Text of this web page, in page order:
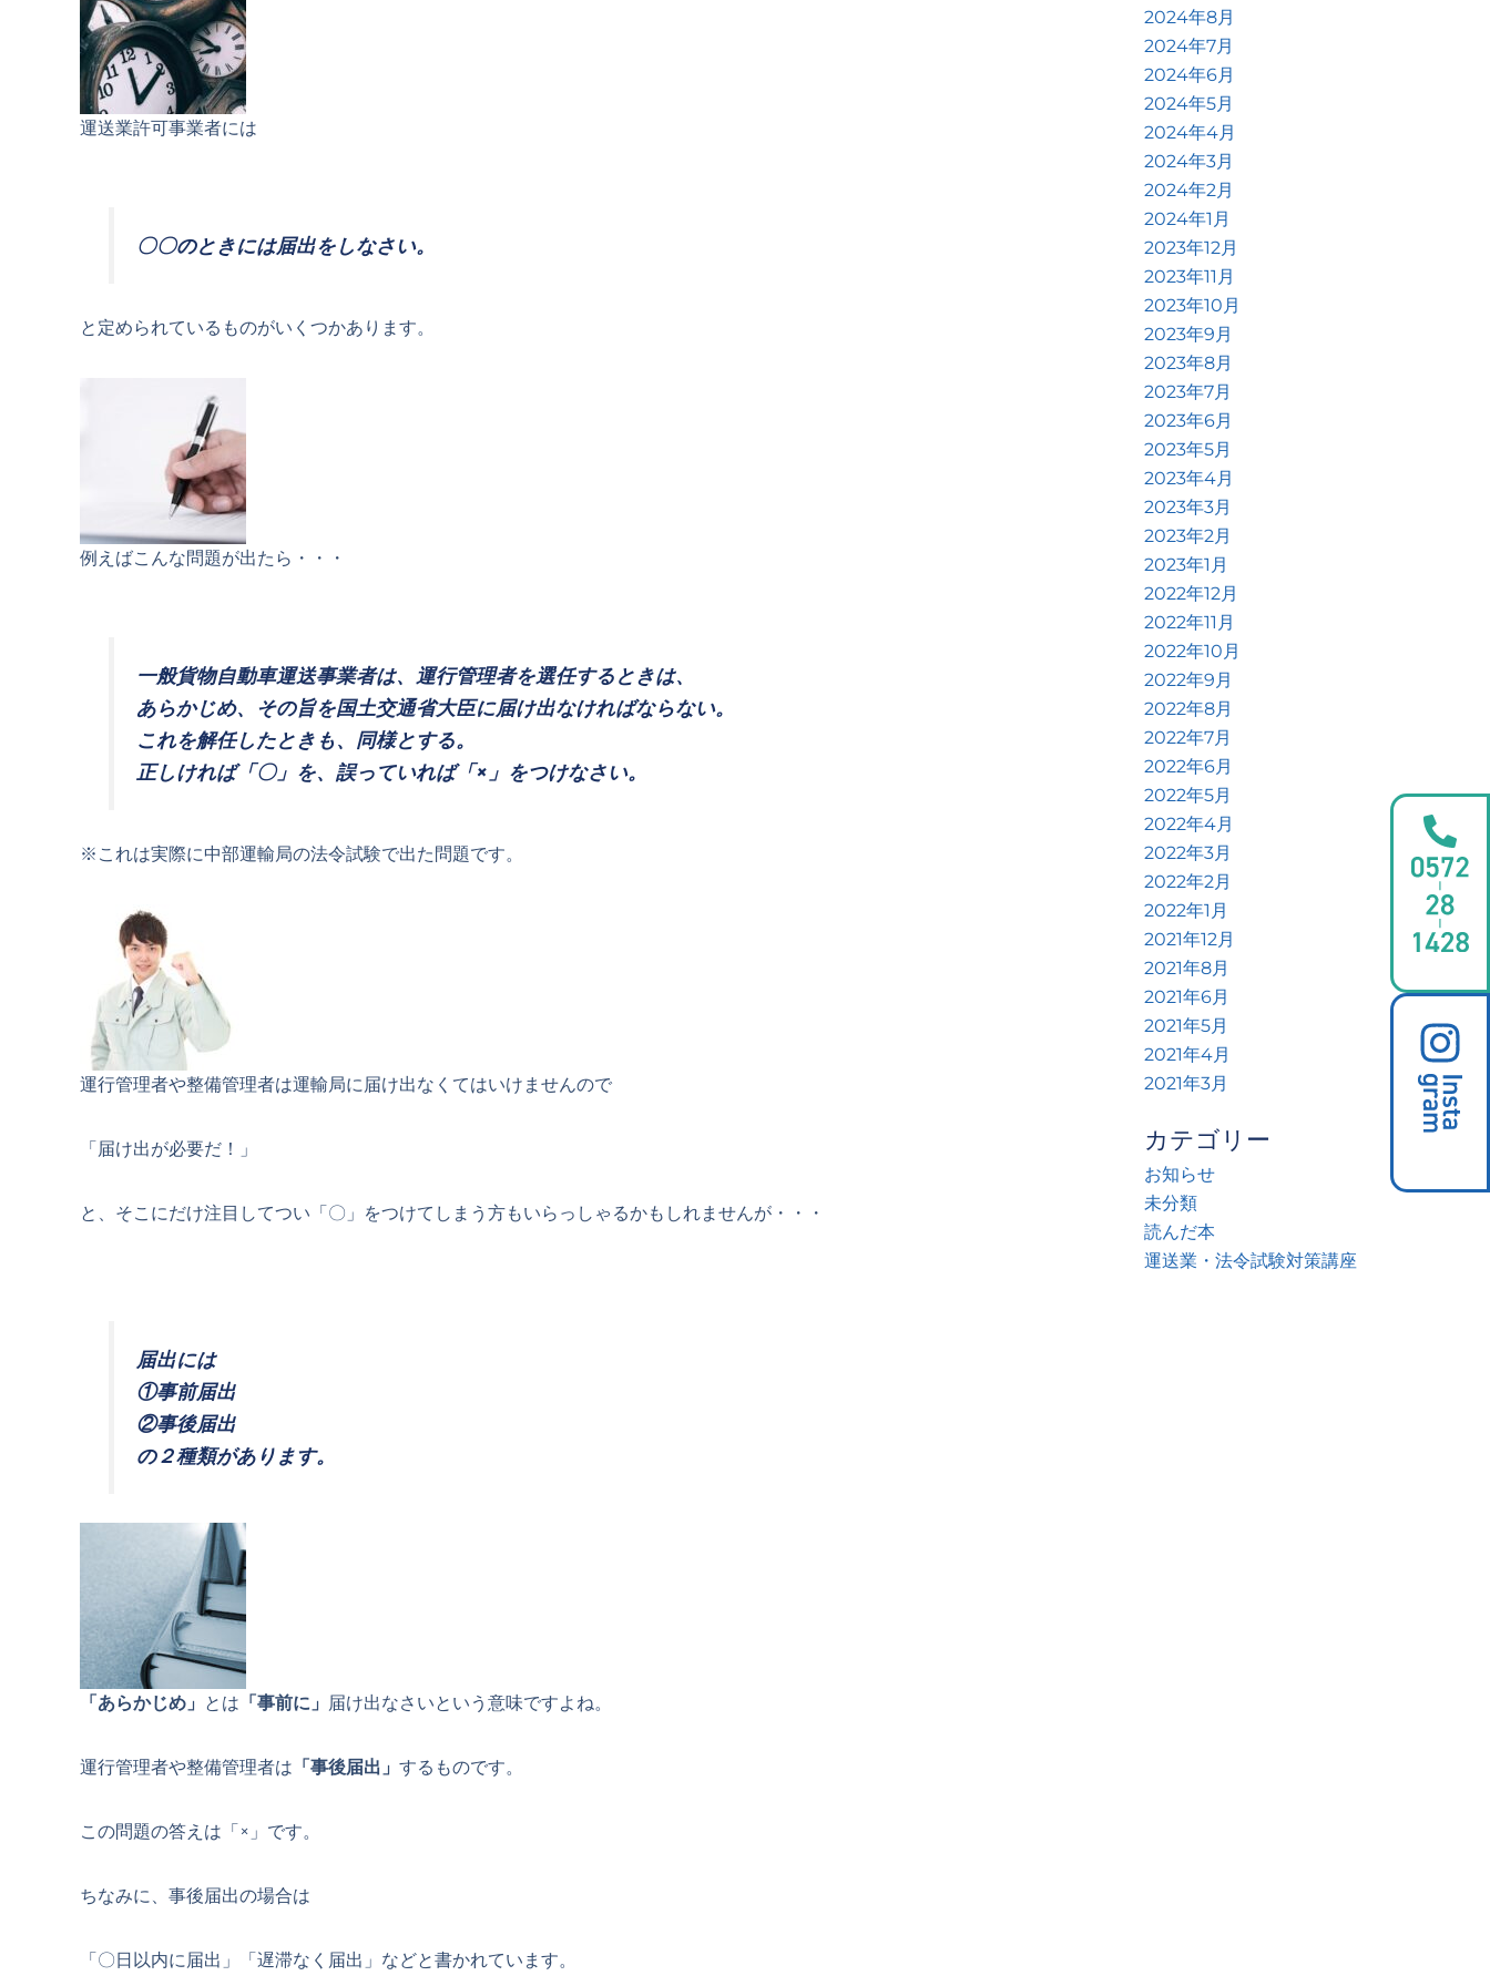
運送業許可事業者には
〇〇のときには届出をしなさい。
と定められているものがいくつかあります。
例えばこんな問題が出たら・・・
一般貨物自動車運送事業者は、運行管理者を選任するときは、
あらかじめ、その旨を国土交通省大臣に届け出なければならない。
これを解任したときも、同様とする。
正しければ「〇」を、誤っていれば「×」をつけなさい。
※これは実際に中部運輸局の法令試験で出た問題です。
運行管理者や整備管理者は運輸局に届け出なくてはいけませんので
「届け出が必要だ！」
と、そこにだけ注目してつい「〇」をつけてしまう方もいらっしゃるかもしれませんが・・・
届出には
①事前届出
②事後届出
の２種類があります。
「あらかじめ」 とは 「事前に」 届け出なさいという意味ですよね。
運行管理者や整備管理者は 「事後届出」 するものです。
この問題の答えは「×」です。
ちなみに、事後届出の場合は
「〇日以内に届出」「遅滞なく届出」などと書かれています。
2024年8月
2024年7月
2024年6月
2024年5月
2024年4月
2024年3月
2024年2月
2024年1月
2023年12月
2023年11月
2023年10月
2023年9月
2023年8月
2023年7月
2023年6月
2023年5月
2023年4月
2023年3月
2023年2月
2023年1月
2022年12月
2022年11月
2022年10月
2022年9月
2022年8月
2022年7月
2022年6月
2022年5月
2022年4月
2022年3月
2022年2月
2022年1月
2021年12月
2021年8月
2021年6月
2021年5月
2021年4月
2021年3月
カテゴリー
お知らせ
未分類
読んだ本
運送業・法令試験対策講座